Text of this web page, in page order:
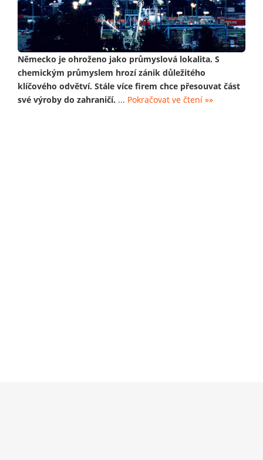
Německo je ohroženo jako průmyslová lokalita. S
chemickým průmyslem hrozí zánik důležitého
klíčového odvětví. Stále více firem chce přesouvat část
své výroby do zahraničí. ... Pokračovat ve čtení »»